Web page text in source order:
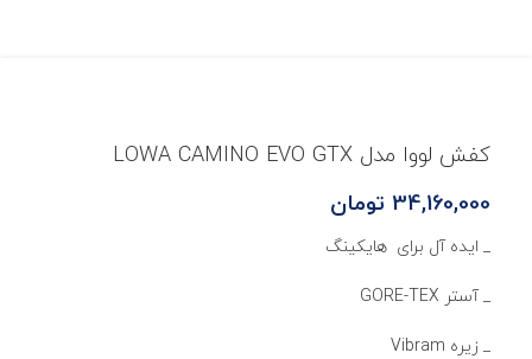
کفش لووا مدل LOWA CAMINO EVO GTX
34,160,000 تومان
_ ایده آل برای هایکینگ
_ آستر GORE-TEX
_ زیره Vibram